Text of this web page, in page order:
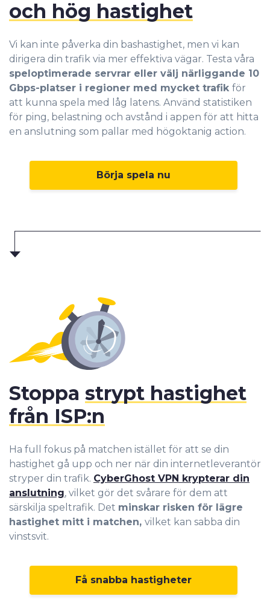
Vi kan inte påverka din bashastighet, men vi kan
dirigera din trafik via mer effektiva vägar. Testa våra
speloptimerade servrar eller välj närliggande 10
Gbps-platser i regioner med mycket trafik för
att kunna spela med låg latens. Använd statistiken
för ping, belastning och avstånd i appen för att hitta
en anslutning som pallar med högoktanig action.
Börja spela nu
och hög hastighet
Stoppa strypt hastighet
från ISP:n
Ha full fokus på matchen istället för att se din
hastighet gå upp och ner när din internetleverantör
stryper din trafik. CyberGhost VPN krypterar din
anslutning, vilket gör det svårare för dem att
särskilja speltrafik. Det minskar risken för lägre
hastighet mitt i matchen, vilket kan sabba din
vinstsvit.
Få snabba hastigheter